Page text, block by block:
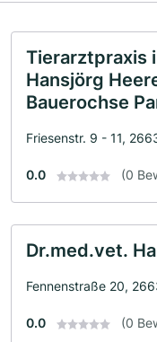
Tierarztpraxis
Hansjörg
Bauerochse
Friesenstr. 9 - 11,
0.0 (0
Dr.med.vet.
Fennenstraße 20,
0.0 (0